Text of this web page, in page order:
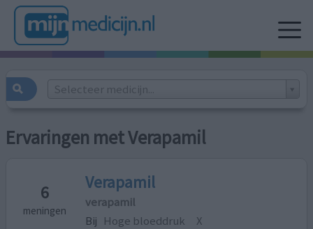
Selecteer medicijn...
Ervaringen met Verapamil
6
meningen
Verapamil
verapamil
Bij Hoge bloeddruk X